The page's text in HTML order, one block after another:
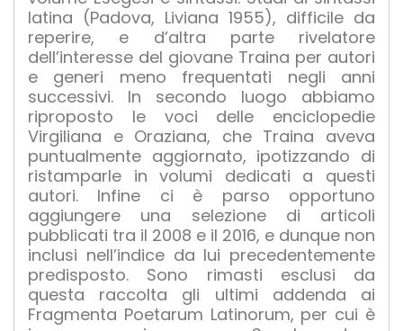
latina (Padova, Liviana 1955), difficile da
reperire, e d’altra parte rivelatore
dell’interesse del giovane Traina per autori
e generi meno frequentati negli anni
successivi. In secondo luogo abbiamo
riproposto le voci delle enciclopedie
Virgiliana e Oraziana, che Traina aveva
puntualmente aggiornato, ipotizzando di
ristamparle in volumi dedicati a questi
autori. Infine ci è parso opportuno
aggiungere una selezione di articoli
pubblicati tra il 2008 e il 2016, e dunque non
inclusi nell’indice da lui precedentemente
predisposto. Sono rimasti esclusi da
questa raccolta gli ultimi addenda ai
Fragmenta Poetarum Latinorum, per cui è